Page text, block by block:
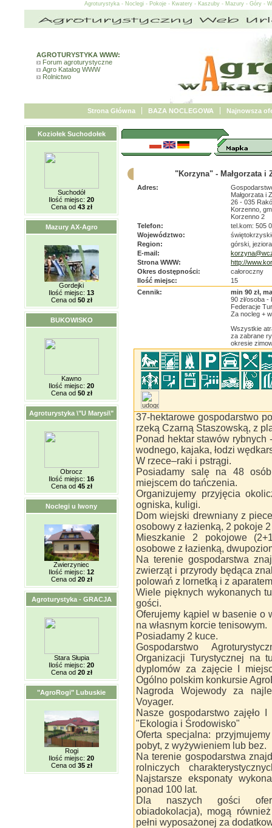
Agroturystyka - Noclegi - Pokoje - Kwatery - Kaszuby - Mazury - Góry -
AGROTURYSTYKA WWW:
Forum agroturystyczne
Agro Katalog WWW
Rolnictwo
Strona Główna BAZA NOCLEGOWA Najnowsza
Koziołek Suchodołek
Suchodół
Ilość miejsc: 20
Cena od 43 zł
Mazury AX-Agro
Gordejki
Ilość miejsc: 13
Cena od 50 zł
BUKOWISKO
Kawno
Ilość miejsc: 20
Cena od 50 zł
Agroturystyka \"U Marysi\"
Obrocz
Ilość miejsc: 16
Cena od 45 zł
Noclegi u Iwony
Zwierzyniec
Ilość miejsc: 12
Cena od 20 zł
Agroturystyka - GRACJA
Stara Słupia
Ilość miejsc: 20
Cena od 20 zł
"AgroRogi" Lubuskie
Rogi
Ilość miejsc: 20
Cena od 35 zł
"Korzyna" - Małgorzata i
Adres:
Małgorzata i
26 - 035
Korzenno,
Korzenno 2
Telefon:
tel.kom: 505
Województwo:
Region:
górski,
E-mail:
Strona WWW:
http://
Okres dostępności:
całoroczny
Ilość miejsc:
15
Cennik:
min 90 zł,
90 zł/osoba
Federacje
Za nocleg +
Wszystkie
za zabrane
okresie
37-hektarowe gospodarstwo
rzeką Czarną Staszowską, z
Ponad hektar stawów rybnych
wodnego, kajaka, łodzi
W rzece–raki i pstrągi.
Posiadamy salę na 48
miejscem do tańczenia.
Organizujemy przyjęcia
ogniska, kuligi.
Dom wiejski drewniany z
osobowy z łazienką, 2 pokoje
Mieszkanie 2 pokojowe
osobowe z łazienką,
Na terenie gospodarstwa
zwierząt i przyrody będąca
polowań z lornetką i z
Wiele pięknych wykonanych
gości.
Oferujemy kąpiel w basenie o
na własnym korcie tenisowym.
Posiadamy 2 kuce.
Gospodarstwo
Organizacji Turystycznej na
dyplomów za zajęcie I
Ogólno polskim konkursie
Nagroda Wojewody za
Voyager.
Nasze gospodarstwo zajęło
"Ekologia i Środowisko"
Oferta specjalna:
pobyt, z wyżywieniem lub bez.
Na terenie gospodarstwa
rolniczych
Najstarsze eksponaty
ponad 100 lat.
Dla naszych gości
obiadokolacja), mogą
pełni wyposażonej za